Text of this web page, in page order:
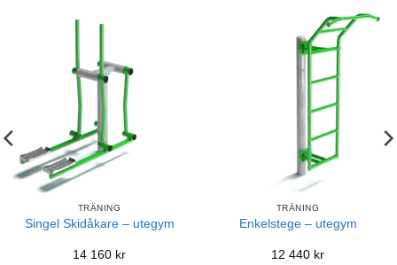
TRÄNING
Singel Skidåkare – utegym
14 160 kr
TRÄNING
Enkelstege – utegym
12 440 kr